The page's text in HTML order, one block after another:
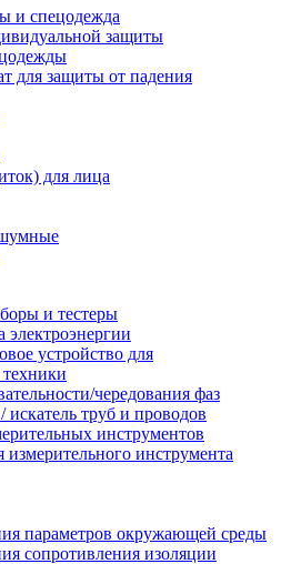
и спецодежда
защиты
для защиты от падения
для лица
и тестеры
электроэнергии
устройство для
чередования фаз
труб и проводов
инструментов
инструмента
параметров окружающей среды
сопротивления изоляции